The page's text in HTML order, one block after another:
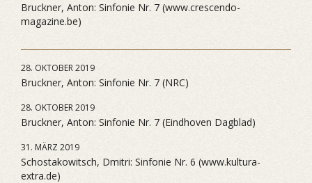
Bruckner, Anton: Sinfonie Nr. 7 (www.crescendo-
magazine.be)
28. OKTOBER 2019
Bruckner, Anton: Sinfonie Nr. 7 (NRC)
28. OKTOBER 2019
Bruckner, Anton: Sinfonie Nr. 7 (Eindhoven Dagblad)
31. MÄRZ 2019
Schostakowitsch, Dmitri: Sinfonie Nr. 6 (www.kultura-
extra.de)